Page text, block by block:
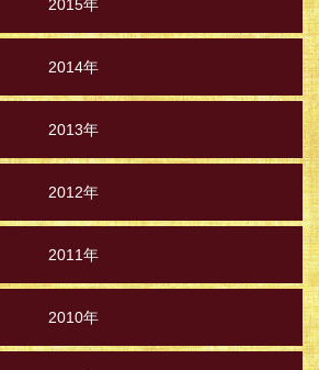
2015年
2014年
2013年
2012年
2011年
2010年